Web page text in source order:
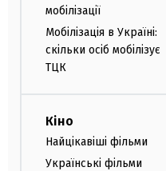
мобілізації
Мобілізація в Україні:
скільки осіб мобілізує
ТЦК
Кіно
Найцікавіші фільми
Українські фільми